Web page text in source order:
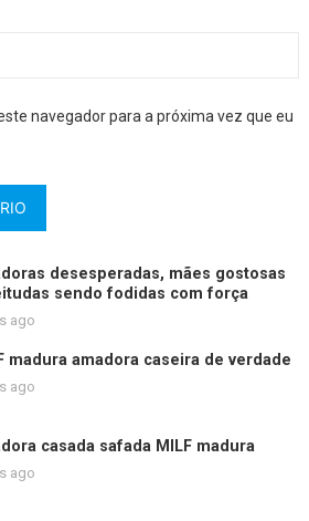
navegador para a próxima vez que eu
desesperadas, mães gostosas
sendo fodidas com força
ago
madura amadora caseira de verdade
ago
casada safada MILF madura
ago